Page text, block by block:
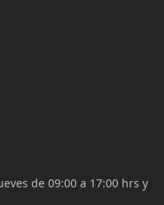
de 09:00 a 17:00 hrs y